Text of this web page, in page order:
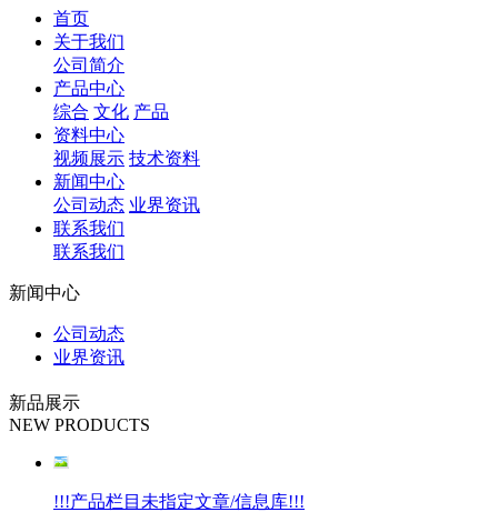
首页
关于我们
公司简介
产品中心
综合 文化 产品
资料中心
视频展示 技术资料
新闻中心
公司动态 业界资讯
联系我们
联系我们
新闻中心
公司动态
业界资讯
新品展示
NEW PRODUCTS
!!!产品栏目未指定文章/信息库!!!